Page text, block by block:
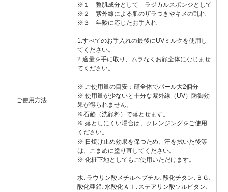
※１ 整肌成分として ラジカルスポンジとして
※２ 紫外線による肌のザラつきやキメの乱れ
※３ 年齢に応じたお手入れ
ご使用方法
1.すべてのお手入れの最後にUVミルクを使用し
てください。
2.適量を手に取り、ムラなくお顔全体になじませ
てください。
※ ご使用量の目安：顔全体でパール大2個分
※ 使用量が少ないと十分な紫外線（UV）防御効
果が得られません。
※石鹸（洗顔料）で落とせます。
※ 落としにくい場合は、クレンジングをご使用
ください。
※ 日焼け止め効果を保つため、汗を拭いた後等
は、こまめに塗り直してください。
※ 化粧下地としてもご使用いただけます。
水､ラウリン酸メチルヘプチル､酸化チタン､ＢＧ､
酸化亜鉛､水酸化Ａｌ､ステアリン酸ソルビタン､